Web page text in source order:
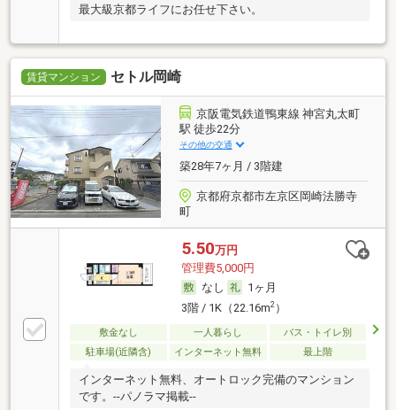
最大級京都ライフにお任せ下さい。
賃貸マンション セトル岡崎
京阪電気鉄道鴨東線 神宮丸太町
駅 徒歩22分
その他の交通
築28年7ヶ月 / 3階建
京都府京都市左京区岡崎法勝寺
町
5.50万円
管理費5,000円
なし
1ヶ月
3階 / 1K（22.16m2）
敷金なし 一人暮らし
バス・トイレ別
駐車場(近隣含)
インターネット無料 最上階
インターネット無料、オートロック完備のマンション
です。--パノラマ掲載--